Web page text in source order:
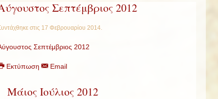
Σεπτέμβριος 2012
στις 17 Φεβρουαρίου 2014.
Σεπτέμβριος 2012
Εκτύπωση Email
Μάιος Ιούλιος 2012